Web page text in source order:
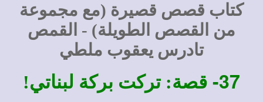
كتاب قصص قصيرة (مع مجموعة
من القصص الطويلة) - القمص
تادرس يعقوب ملطي
37- قصة: تركت بركة لبناتي!